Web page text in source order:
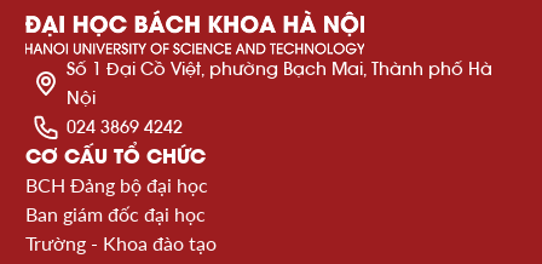
Số 1 Đại Cồ Việt, phường Bạch Mai, Thành phố Hà
Nội
024 3869 4242
CƠ CẤU TỔ CHỨC
BCH Đảng bộ đại học
Ban giám đốc đại học
Trường - Khoa đào tạo